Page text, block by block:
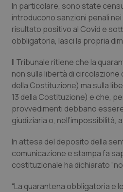
Lazio
Liguria
Lombardia
Marche
Molise
Piemonte
Diabete & glucometri
Disturbi dell’umore
Dolore
Donna & Salute
Epatiti
HIV
In particolare, sono state
introducono sanzioni penali
risultato positivo al Covid e
obbligatoria, lasci la propria
Il Tribunale ritiene che la
non sulla libertà di circolazione
della Costituzione) ma sulla
13 della Costituzione) e che,
provvedimenti debbano
giudiziaria o, nell’impossibilità,
In attesa del deposito della
comunicazione e stampa fa
costituzionale ha dichiarato
“La quarantena obbligatoria e